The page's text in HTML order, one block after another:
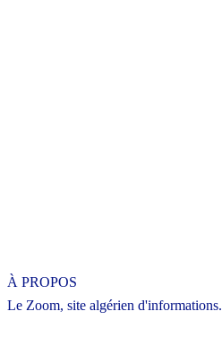
À PROPOS
Le Zoom, site algérien d'informations.